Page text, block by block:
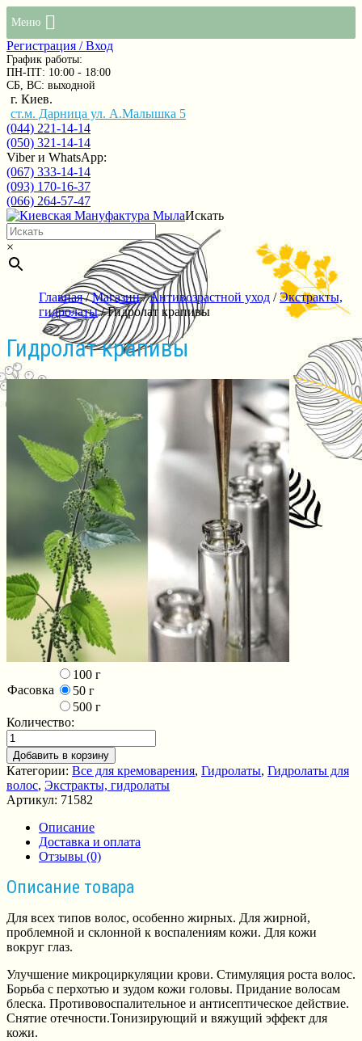
Меню
Регистрация / Вход
График работы:
ПН-ПТ: 10:00 - 18:00
СБ, ВС: выходной
г. Киев.
ст.м. Дарница ул. А.Малышка 5
(044) 221-14-14
(050) 321-14-14
Viber и WhatsApp:
(067) 333-14-14
(093) 170-16-37
(066) 264-57-47
Искать
×
Главная/Магазин/Антивозрастной уход /Экстракты,
гидролаты/ Гидролат крапивы
Гидролат крапивы
Фасовка
100 г
50 г
500 г
Количество:
Добавить в корзину
Категории: Все для кремоварения, Гидролаты, Гидролаты для
волос, Экстракты, гидролаты
Артикул: 71582
Описание
Доставка и оплата
Отзывы (0)
Описание товара
Для всех типов волос, особенно жирных. Для жирной,
проблемной и склонной к воспалениям кожи. Для кожи
вокруг глаз.
Улучшение микроциркуляции крови. Стимуляция роста волос.
Борьба с перхотью и зудом кожи головы. Придание волосам
блеска. Противовоспалительное и антисептическое действие.
Снятие отечности.Тонизирующий и вяжущий эффект для
кожи.